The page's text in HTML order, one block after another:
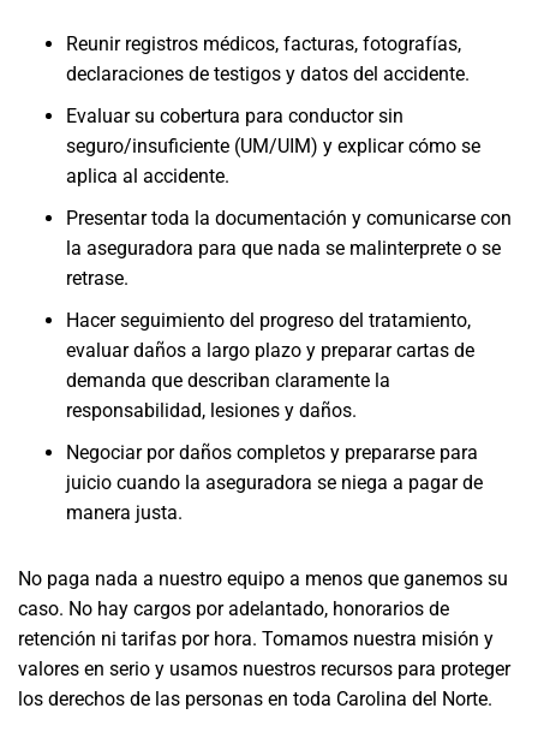
Reunir registros médicos, facturas, fotografías,
declaraciones de testigos y datos del accidente.
Evaluar su cobertura para conductor sin
seguro/insuficiente (UM/UIM) y explicar cómo se
aplica al accidente.
Presentar toda la documentación y comunicarse con
la aseguradora para que nada se malinterprete o se
retrase.
Hacer seguimiento del progreso del tratamiento,
evaluar daños a largo plazo y preparar cartas de
demanda que describan claramente la
responsabilidad, lesiones y daños.
Negociar por daños completos y prepararse para
juicio cuando la aseguradora se niega a pagar de
manera justa.
No paga nada a nuestro equipo a menos que ganemos su
caso. No hay cargos por adelantado, honorarios de
retención ni tarifas por hora. Tomamos nuestra misión y
valores en serio y usamos nuestros recursos para proteger
los derechos de las personas en toda Carolina del Norte.